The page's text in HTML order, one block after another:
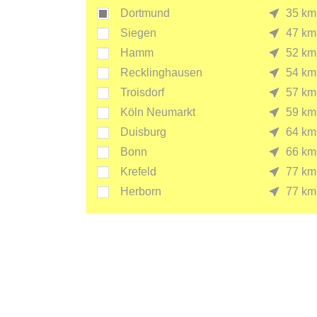
Dortmund
35 km
Siegen
47 km
Hamm
52 km
Recklinghausen
54 km
Troisdorf
57 km
Köln Neumarkt
59 km
Duisburg
64 km
Bonn
66 km
Krefeld
77 km
Herborn
77 km